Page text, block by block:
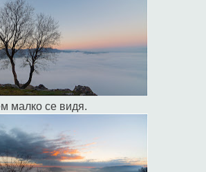
малко се видя.